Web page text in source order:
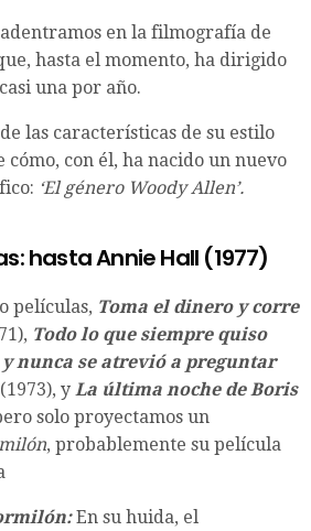
en la filmografía de
hasta el momento, ha dirigido
una por año.
las características de su estilo
con él, ha nacido un nuevo
‘El género Woody Allen’.
hasta Annie Hall (1977)
películas, Toma el dinero y corre
Todo lo que siempre quiso
y nunca se atrevió a preguntar
(1973), y La última noche de Boris
solo proyectamos un
, probablemente su película
En su huida, el